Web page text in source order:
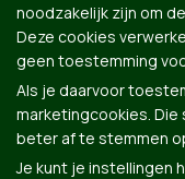
© Copyright Groen 2026 |
Contact
noodzakelijk zijn om
Deze cookies
geen toestemming
Als je daarvoor
marketingcookies.
beter af te stemmen
Je kunt je instellingen